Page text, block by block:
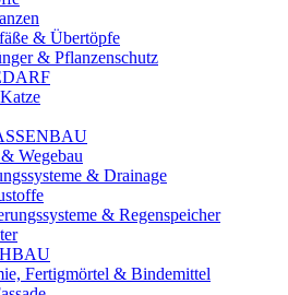
& Übertöpfe
& Pflanzenschutz
Wegebau
& Drainage
& Regenspeicher
Fertigmörtel & Bindemittel